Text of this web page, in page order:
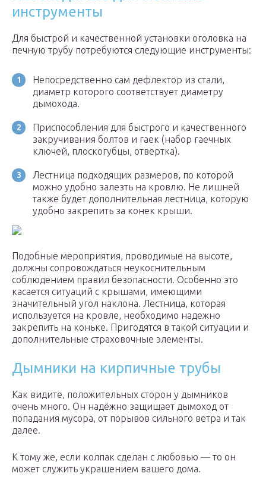
инструменты
Для быстрой и качественной установки оголовка на
печную трубу потребуются следующие инструменты:
Непосредственно сам дефлектор из стали,
диаметр которого соответствует диаметру
дымохода.
Приспособления для быстрого и качественного
закручивания болтов и гаек (набор гаечных
ключей, плоскогубцы, отвертка).
Лестница подходящих размеров, по которой
можно удобно залезть на кровлю. Не лишней
также будет дополнительная лестница, которую
удобно закрепить за конек крыши.
Подобные мероприятия, проводимые на высоте,
должны сопровождаться неукоснительным
соблюдением правил безопасности. Особенно это
касается ситуаций с крышами, имеющими
значительный угол наклона. Лестница, которая
используется на кровле, необходимо надежно
закрепить на коньке. Пригодятся в такой ситуации и
дополнительные страховочные элементы.
Дымники на кирпичные трубы
Как видите, положительных сторон у дымников
очень много. Он надёжно защищает дымоход от
попадания мусора, от порывов сильного ветра и так
далее.
К тому же, если колпак сделан с любовью — то он
может служить украшением вашего дома.